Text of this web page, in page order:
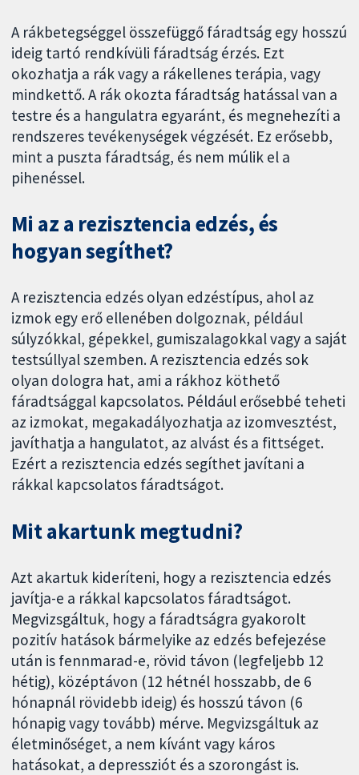
A rákbetegséggel összefüggő fáradtság egy hosszú
ideig tartó rendkívüli fáradtság érzés. Ezt
okozhatja a rák vagy a rákellenes terápia, vagy
mindkettő. A rák okozta fáradtság hatással van a
testre és a hangulatra egyaránt, és megnehezíti a
rendszeres tevékenységek végzését. Ez erősebb,
mint a puszta fáradtság, és nem múlik el a
pihenéssel.
Mi az a rezisztencia edzés, és
hogyan segíthet?
A rezisztencia edzés olyan edzéstípus, ahol az
izmok egy erő ellenében dolgoznak, például
súlyzókkal, gépekkel, gumiszalagokkal vagy a saját
testsúllyal szemben. A rezisztencia edzés sok
olyan dologra hat, ami a rákhoz köthető
fáradtsággal kapcsolatos. Például erősebbé teheti
az izmokat, megakadályozhatja az izomvesztést,
javíthatja a hangulatot, az alvást és a fittséget.
Ezért a rezisztencia edzés segíthet javítani a
rákkal kapcsolatos fáradtságot.
Mit akartunk megtudni?
Azt akartuk kideríteni, hogy a rezisztencia edzés
javítja-e a rákkal kapcsolatos fáradtságot.
Megvizsgáltuk, hogy a fáradtságra gyakorolt
pozitív hatások bármelyike az edzés befejezése
után is fennmarad-e, rövid távon (legfeljebb 12
hétig), középtávon (12 hétnél hosszabb, de 6
hónapnál rövidebb ideig) és hosszú távon (6
hónapig vagy tovább) mérve. Megvizsgáltuk az
életminőséget, a nem kívánt vagy káros
hatásokat, a depressziót és a szorongást is.